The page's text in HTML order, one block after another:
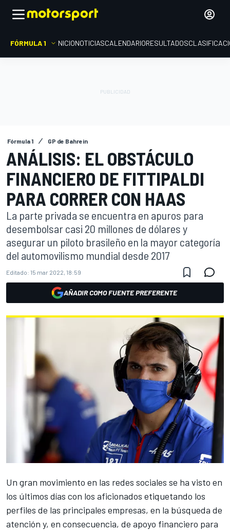
FÓRMULA 1 INICIONOTICIASCALENDARIORESULTADOS
Fórmula 1 GP de Bahrein
ANÁLISIS: EL OBSTÁCULO
FINANCIERO DE FITTIPALDI
PARA CORRER CON HAAS
La parte privada se encuentra en apuros para
desembolsar casi 20 millones de dólares y
asegurar un piloto brasileño en la mayor categoría
del automovilismo mundial desde 2017
Editado: 15 mar 2022, 18:59
AÑADIR COMO FUENTE PREFERENTE
Un gran movimiento en las redes sociales se ha visto en
los últimos días con los aficionados etiquetando los
perfiles de las principales empresas, en la búsqueda de
atención y, en consecuencia, de apoyo financiero para